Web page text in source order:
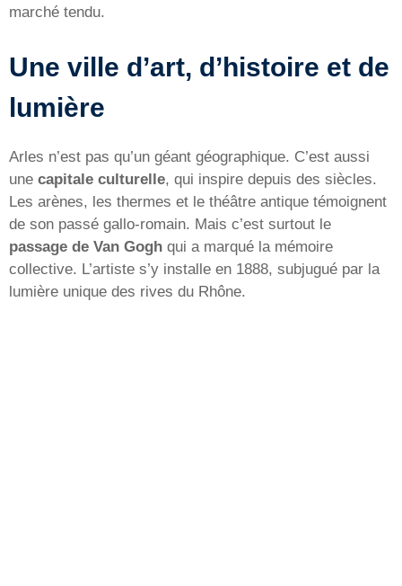
marché tendu.
Une ville d’art, d’histoire et de
lumière
Arles n’est pas qu’un géant géographique. C’est aussi
une capitale culturelle, qui inspire depuis des siècles.
Les arènes, les thermes et le théâtre antique témoignent
de son passé gallo-romain. Mais c’est surtout le
passage de Van Gogh qui a marqué la mémoire
collective. L’artiste s’y installe en 1888, subjugué par la
lumière unique des rives du Rhône.